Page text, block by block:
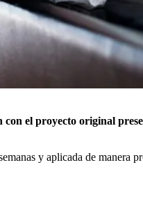
con el proyecto original
y aplicada de manera